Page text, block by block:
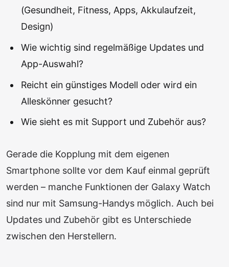
(Gesundheit, Fitness, Apps, Akkulaufzeit,
Design)
Wie wichtig sind regelmäßige Updates und
App-Auswahl?
Reicht ein günstiges Modell oder wird ein
Alleskönner gesucht?
Wie sieht es mit Support und Zubehör aus?
Gerade die Kopplung mit dem eigenen
Smartphone sollte vor dem Kauf einmal geprüft
werden – manche Funktionen der Galaxy Watch
sind nur mit Samsung-Handys möglich. Auch bei
Updates und Zubehör gibt es Unterschiede
zwischen den Herstellern.